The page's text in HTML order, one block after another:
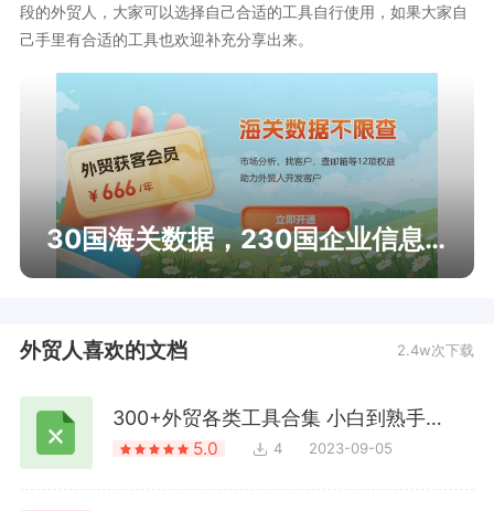
段的外贸人，大家可以选择自己合适的工具自行使用，如果大家自
己手里有合适的工具也欢迎补充分享出来。
30国海关数据，230国企业信息查询
外贸人喜欢的文档 2.4w次下载
300+外贸各类工具合集 小白到熟手全靠它
5.0 4 2023-09-05